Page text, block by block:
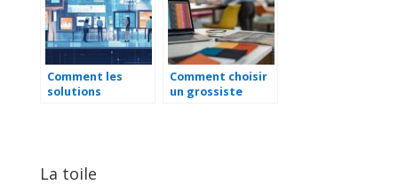
Comment les
solutions
région nord ?
Comment choisir
un grossiste
La toile